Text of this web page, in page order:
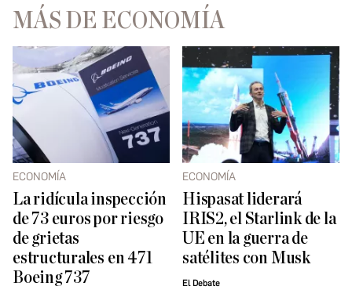
MÁS DE ECONOMÍA
ECONOMÍA
La ridícula inspección
de 73 euros por riesgo
de grietas
estructurales en 471
Boeing 737
ECONOMÍA
Hispasat liderará
IRIS2, el Starlink de la
UE en la guerra de
satélites con Musk
El Debate